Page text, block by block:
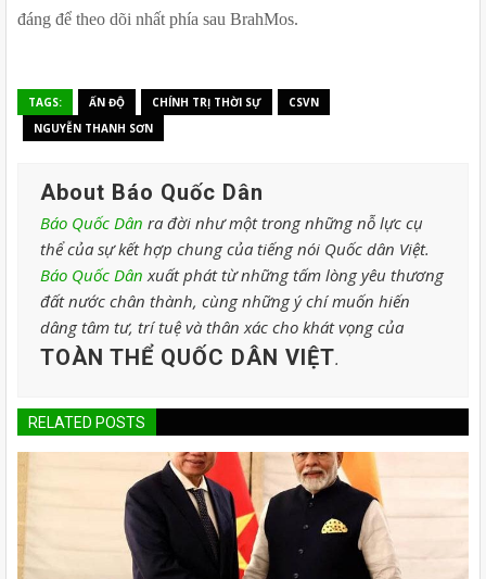
đáng để theo dõi nhất phía sau BrahMos.
TAGS: ẤN ĐỘ CHÍNH TRỊ THỜI SỰ
CSVN
NGUYỄN THANH SƠN
About Báo Quốc Dân
Báo Quốc Dân ra đời như một trong những nỗ lực cụ
thể của sự kết hợp chung của tiếng nói Quốc dân Việt.
Báo Quốc Dân xuất phát từ những tấm lòng yêu thương
đất nước chân thành, cùng những ý chí muốn hiến
dâng tâm tư, trí tuệ và thân xác cho khát vọng của
TOÀN THỂ QUỐC DÂN VIỆT.
RELATED POSTS